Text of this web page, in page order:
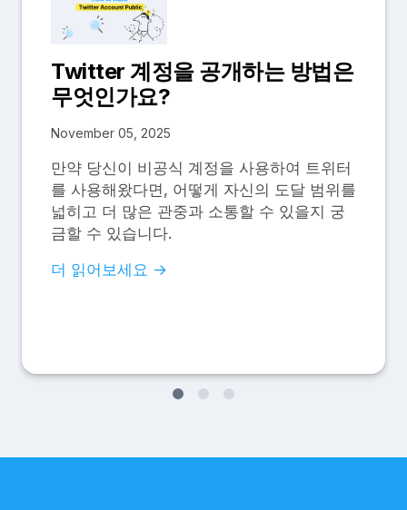
Twitter 계정을 공개하는 방법은
무엇인가요?
November 05, 2025
만약 당신이 비공식 계정을 사용하여 트위터
를 사용해왔다면, 어떻게 자신의 도달 범위를
넓히고 더 많은 관중과 소통할 수 있을지 궁
금할 수 있습니다.
더 읽어보세요 →